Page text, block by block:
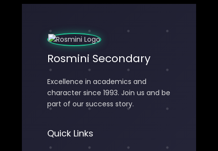
Rosmini Secondary
Excellence in academics and
character since 1993. Join us and be
part of our success story.
Quick Links